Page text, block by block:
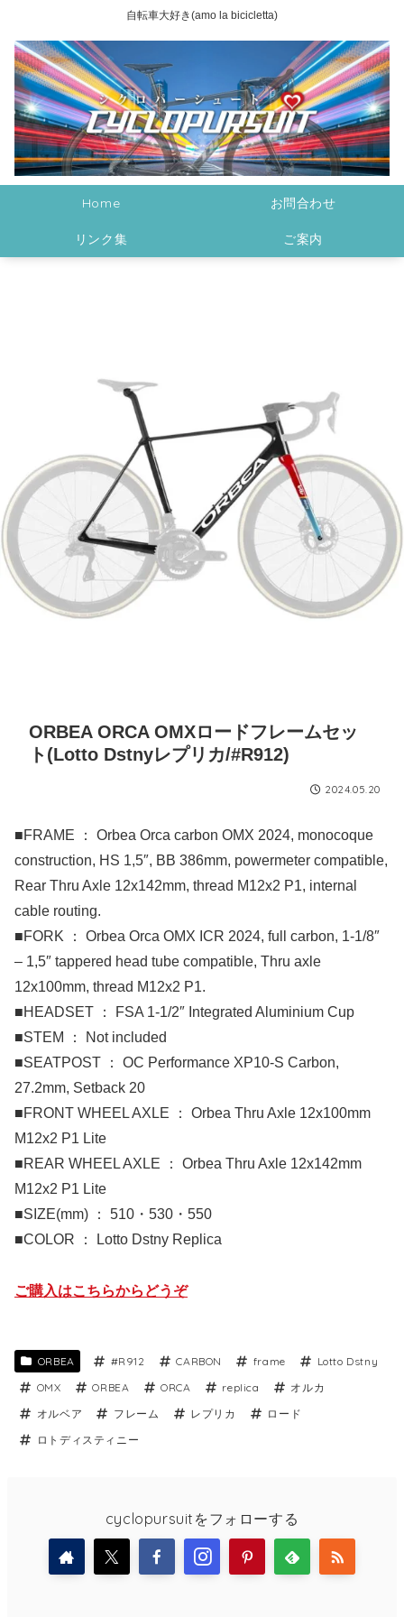
自転車大好き(amo la bicicletta)
Home お問合わせ
リンク集 ご案内
ORBEA ORCA OMXロードフレームセッ
ト(Lotto Dstnyレプリカ/#R912)
2024.05.20
■FRAME ： Orbea Orca carbon OMX 2024, monocoque
construction, HS 1,5″, BB 386mm, powermeter compatible,
Rear Thru Axle 12x142mm, thread M12x2 P1, internal
cable routing.
■FORK ： Orbea Orca OMX ICR 2024, full carbon, 1-1/8″
– 1,5″ tappered head tube compatible, Thru axle
12x100mm, thread M12x2 P1.
■HEADSET ： FSA 1-1/2″ Integrated Aluminium Cup
■STEM ： Not included
■SEATPOST ： OC Performance XP10-S Carbon,
27.2mm, Setback 20
■FRONT WHEEL AXLE ： Orbea Thru Axle 12x100mm
M12x2 P1 Lite
■REAR WHEEL AXLE ： Orbea Thru Axle 12x142mm
M12x2 P1 Lite
■SIZE(mm) ： 510・530・550
■COLOR ： Lotto Dstny Replica
ご購入はこちらからどうぞ
ORBEA #R912 CARBON frame
Lotto Dstny
OMX
ORBEA ORCA replica
オルカ
オルベア
フレーム レプリカ
ロード
ロトディスティニー
cyclopursuitをフォローする